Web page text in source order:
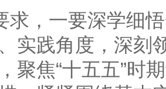
，一要深学细悟
实践角度，深刻
聚焦“十五五”时